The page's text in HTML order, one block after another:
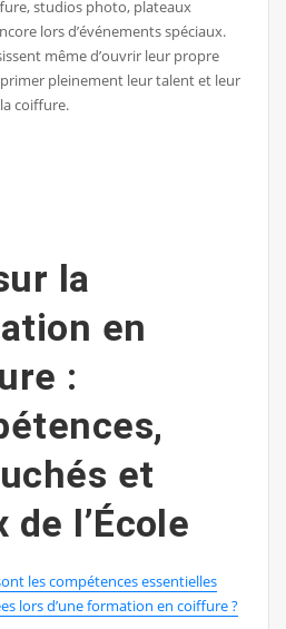
studios photo, plateaux
lors d’événements spéciaux.
même d’ouvrir leur propre
pleinement leur talent et leur
coiffure.
la
en
:
et
de l’École
les compétences essentielles
lors d’une formation en coiffure ?